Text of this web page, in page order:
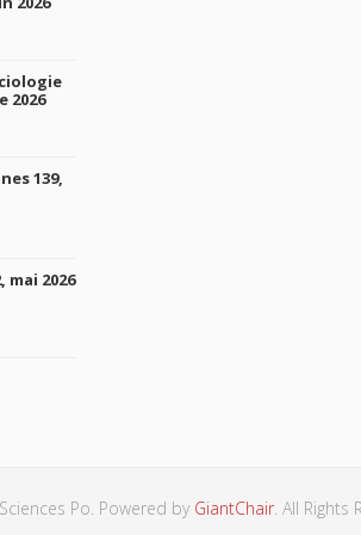
2026
139,
2026
Po. Powered by GiantChair. All Rights